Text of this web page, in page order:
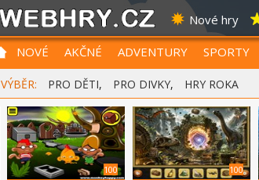
Nové hry
NOVÉ AKČNÉ ADVENTURY SPORTY
VÝBĚR: PRO DĚTI, PRO DIVKY, HRY ROKA
100 100